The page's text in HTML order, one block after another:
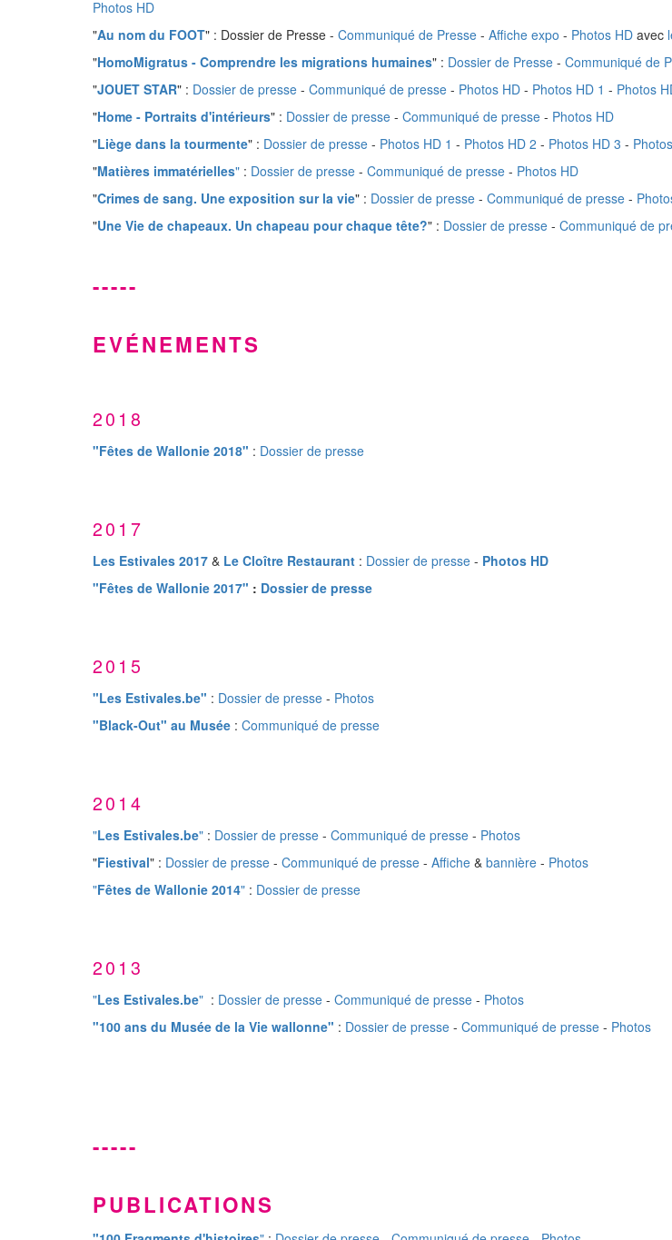
Photos HD
"Au nom du FOOT" : Dossier de Presse - Communiqué de Presse - Affiche expo - Photos HD avec
"HomoMigratus - Comprendre les migrations humaines" : Dossier de Presse - Communiqué de
"JOUET STAR" : Dossier de presse - Communiqué de presse - Photos HD - Photos HD 1 - Photos
"Home - Portraits d'intérieurs" : Dossier de presse - Communiqué de presse - Photos HD
"Liège dans la tourmente" : Dossier de presse - Photos HD 1 - Photos HD 2 - Photos HD 3 -
"Matières immatérielles" : Dossier de presse - Communiqué de presse - Photos HD
"Crimes de sang. Une exposition sur la vie" : Dossier de presse - Communiqué de presse -
"Une Vie de chapeaux. Un chapeau pour chaque tête?" : Dossier de presse - Communiqué de
-----
EVÉNEMENTS
2018
"Fêtes de Wallonie 2018" : Dossier de presse
2017
Les Estivales 2017 & Le Cloître Restaurant : Dossier de presse - Photos HD
"Fêtes de Wallonie 2017" : Dossier de presse
2015
"Les Estivales.be" : Dossier de presse - Photos
"Black-Out" au Musée : Communiqué de presse
2014
"Les Estivales.be" : Dossier de presse - Communiqué de presse - Photos
"Fiestival" : Dossier de presse - Communiqué de presse - Affiche & bannière - Photos
"Fêtes de Wallonie 2014" : Dossier de presse
2013
"Les Estivales.be" : Dossier de presse - Communiqué de presse - Photos
"100 ans du Musée de la Vie wallonne" : Dossier de presse - Communiqué de presse - Photos
-----
PUBLICATIONS